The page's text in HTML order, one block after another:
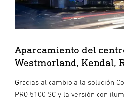
Aparcamiento del
Westmorland, Kendal,
Gracias al cambio a la solución
PRO 5100 SC y la versión con